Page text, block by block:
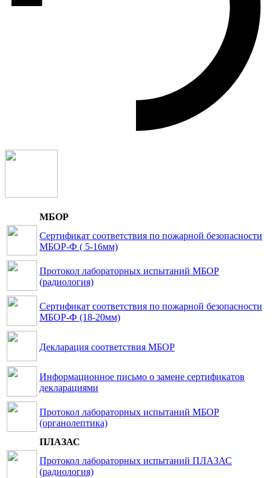
МБОР
Сертификат соответствия по пожарной безопасности
МБОР-Ф ( 5-16мм)
Протокол лабораторных испытаний МБОР
(радиология)
Сертификат соответствия по пожарной безопасности
МБОР-Ф (18-20мм)
Декларация соответствия МБОР
Информационное письмо о замене сертификатов
декларациями
Протокол лабораторных испытаний МБОР
(органолептика)
ПЛАЗАС
Протокол лабораторных испытаний ПЛАЗАС
(радиология)